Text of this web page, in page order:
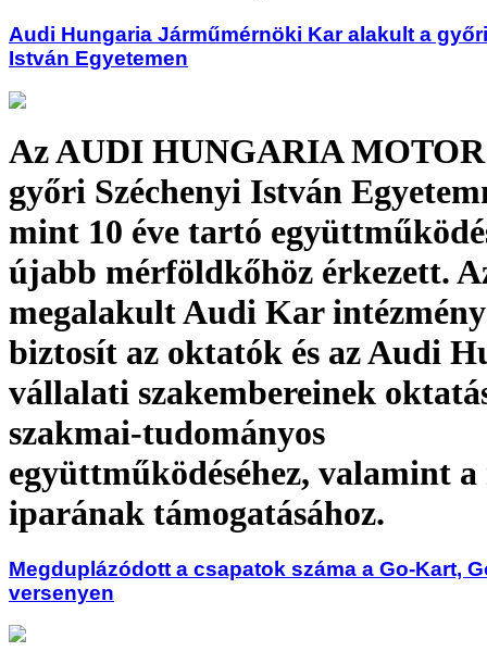
Audi Hungaria Járműmérnöki Kar alakult a
István Egyetemen
Az AUDI HUNGARIA
győri Széchenyi István
mint 10 éve tartó
újabb mérföldkőhöz érkezett.
megalakult Audi Kar
biztosít az oktatók és az Audi
vállalati szakembereinek
szakmai-tudományos
együttműködéséhez, valamint a
iparának támogatásához.
Megduplázódott a csapatok száma a Go-Kart,
versenyen